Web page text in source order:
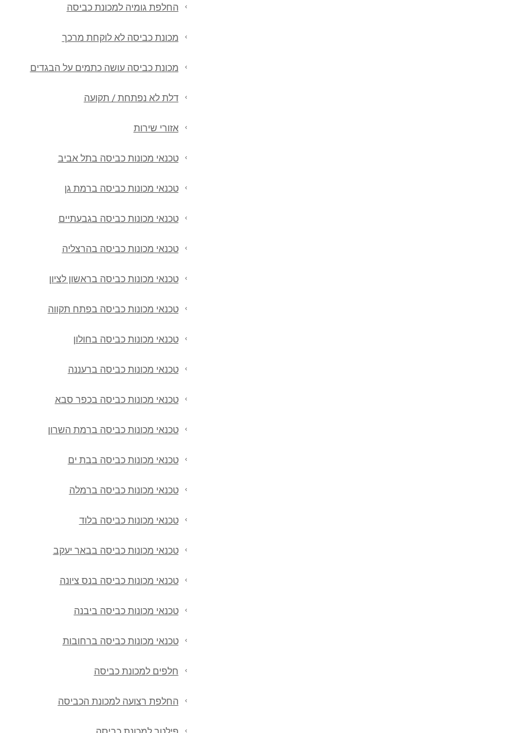
החלפת גומיה למכונת כביסה
מכונת כביסה לא לוקחת מרכך
מכונת כביסה עושה כתמים על הבגדים
דלת לא נפתחת / תקועה
אזורי שירות
טכנאי מכונות כביסה בתל אביב
טכנאי מכונות כביסה ברמת גן
טכנאי מכונות כביסה בגבעתיים
טכנאי מכונות כביסה בהרצליה
טכנאי מכונות כביסה בראשון לציון
טכנאי מכונות כביסה בפתח תקווה
טכנאי מכונות כביסה בחולון
טכנאי מכונות כביסה ברעננה
טכנאי מכונות כביסה בכפר סבא
טכנאי מכונות כביסה ברמת השרון
טכנאי מכונות כביסה בבת ים
טכנאי מכונות כביסה ברמלה
טכנאי מכונות כביסה בלוד
טכנאי מכונות כביסה בבאר יעקב
טכנאי מכונות כביסה בנס ציונה
טכנאי מכונות כביסה ביבנה
טכנאי מכונות כביסה ברחובות
חלפים למכונת כביסה
החלפת רצועה למכונת הכביסה